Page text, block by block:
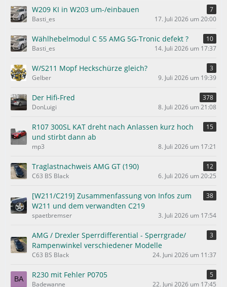
W209 KI in W203 um-/einbauen
7
Basti_es
17. Juli 2026 um 20:00
Wählhebelmodul C 55 AMG 5G-Tronic defekt ?
10
Basti_es
14. Juli 2026 um 17:37
W/S211 Mopf Heckschürze gleich?
3
Gelber
9. Juli 2026 um 19:39
Der Hifi-Fred
378
DonLuigi
8. Juli 2026 um 21:08
R107 300SL KAT dreht nach Anlassen kurz hoch
und stirbt dann ab
15
mp3 8. Juli 2026 um 17:21
Traglastnachweis AMG GT (190)
12
C63 BS Black
6. Juli 2026 um 20:25
[W211/C219] Zusammenfassung von Infos zum
W211 und dem verwandten C219
38
spaetbremser 3. Juli 2026 um 17:54
AMG / Drexler Sperrdifferential - Sperrgrade/
Rampenwinkel verschiedener Modelle
3
C63 BS Black 24. Juni 2026 um 11:37
R230 mit Fehler P0705
5
Badewanne
22. Juni 2026 um 17:45